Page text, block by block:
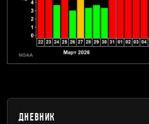
ДНЕВНИК